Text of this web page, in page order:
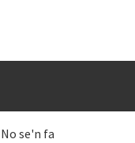
No se'n fa